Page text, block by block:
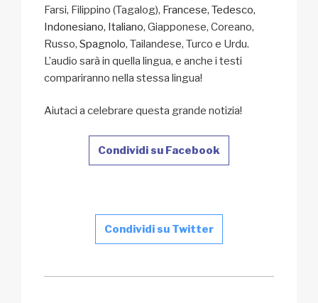
Farsi, Filippino (Tagalog), Francese, Tedesco,
Indonesiano, Italiano, Giapponese, Coreano,
Russo, Spagnolo, Tailandese, Turco e Urdu.
L’audio sarà in quella lingua, e anche i testi
compariranno nella stessa lingua!
Aiutaci a celebrare questa grande notizia!
Condividi su Facebook
Condividi su Twitter